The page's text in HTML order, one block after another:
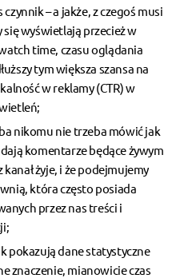
– a jakże, z czegoś musi
się wyświetlają przecież w
time, czasu oglądania
tym większa szansa na
w reklamy (CTR)w
nikomu nie trzeba mówić jak
komentarze będące żywym
żyje, i że podejmujemy
która często posiada
przez nas treści i
pokazują dane statystyczne
znaczenie, mianowicie czas